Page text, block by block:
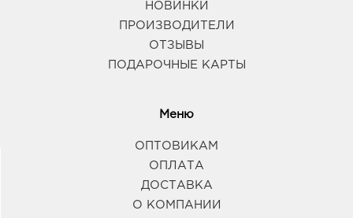
НОВИНКИ
ПРОИЗВОДИТЕЛИ
ОТЗЫВЫ
ПОДАРОЧНЫЕ КАРТЫ
Меню
ОПТОВИКАМ
ОПЛАТА
ДОСТАВКА
О КОМПАНИИ